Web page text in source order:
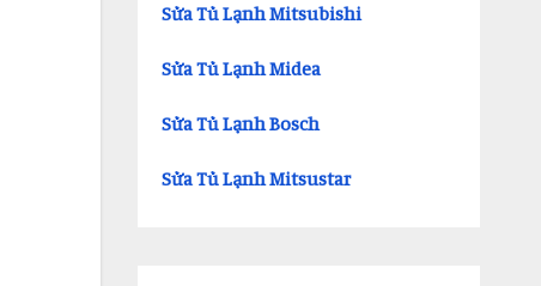
Sửa Tủ Lạnh Mitsubishi
Sửa Tủ Lạnh Midea
Sửa Tủ Lạnh Bosch
Sửa Tủ Lạnh Mitsustar